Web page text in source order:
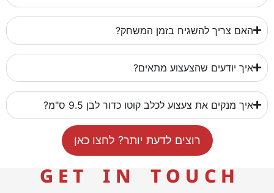
האם צריך להשגיח בזמן המשחק?
איך יודעים שהצעצוע מתאים?
איך מנקים את צעצוע לכלב קוטו כדור לבן 9.5 ס"מ?
רוצים לדעת יותר? לחצו כאן
G E T I N T O U C H